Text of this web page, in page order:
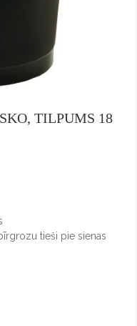
TILPUMS 18
tieši pie sienas